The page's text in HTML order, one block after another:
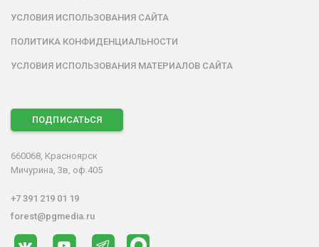
УСЛОВИЯ ИСПОЛЬЗОВАНИЯ САЙТА
ПОЛИТИКА КОНФИДЕНЦИАЛЬНОСТИ
УСЛОВИЯ ИСПОЛЬЗОВАНИЯ МАТЕРИАЛОВ САЙТА
ПОДПИСАТЬСЯ
660068, Красноярск
Мичурина, 3в, оф.405
+7 391 219 01 19
forest@pgmedia.ru